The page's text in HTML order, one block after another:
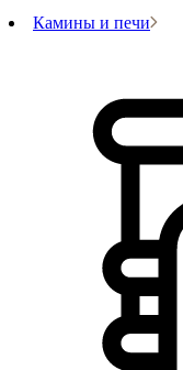
Камины и печи